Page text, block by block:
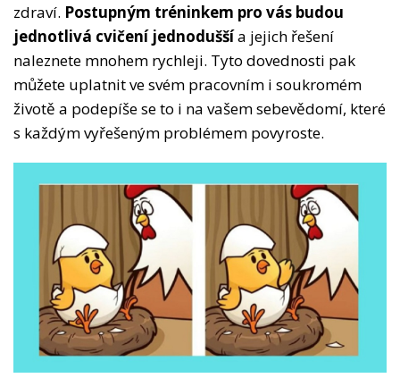
zdraví. Postupným tréninkem pro vás budou
jednotlivá cvičení jednoduššía jejich řešení
naleznete mnohem rychleji. Tyto dovednosti pak
můžete uplatnit ve svém pracovním i soukromém
životě a podepíše se to i na vašem sebevědomí, které
s každým vyřešeným problémem povyroste.